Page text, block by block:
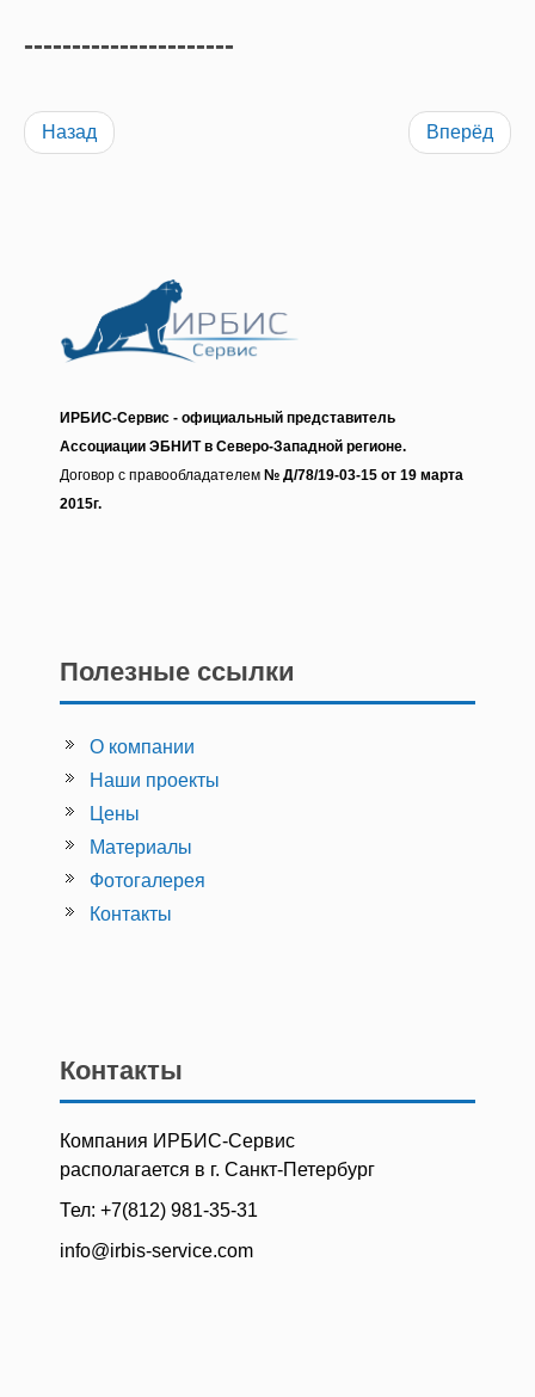
----------------------
Назад Вперёд
ИРБИС-Сервис - официальный представитель
Ассоциации ЭБНИТ в Северо-Западной регионе.
Договор с правообладателем № Д/78/19-03-15 от 19 марта
2015г.
Полезные ссылки
О компании
Наши проекты
Цены
Материалы
Фотогалерея
Контакты
Контакты
Компания ИРБИС-Сервис
располагается в г. Санкт-Петербург
Тел: +7(812) 981-35-31
info@irbis-service.com